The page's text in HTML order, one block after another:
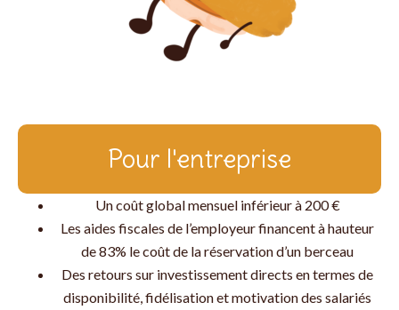
Pour l'entreprise
Un coût global mensuel inférieur à 200 €
Les aides fiscales de l’employeur financent à hauteur
de 83% le coût de la réservation d’un berceau
Des retours sur investissement directs en termes de
disponibilité, fidélisation et motivation des salariés